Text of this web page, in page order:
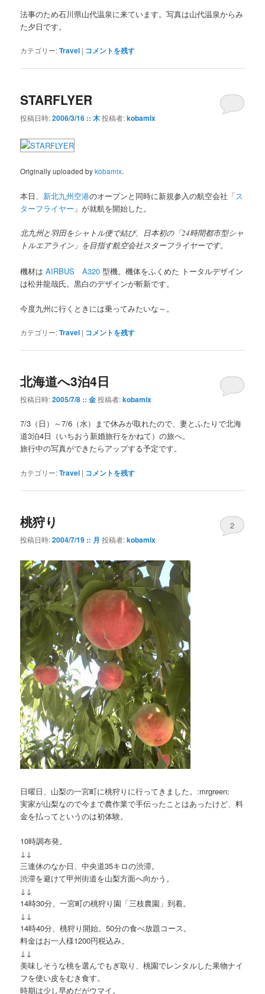
法事のため石川県山代温泉に来ています。写真は山代温泉からみ
た夕日です。
カテゴリー:Travel | コメントを残す
STARFLYER
投稿日時:2006/3/16 :: 木投稿者:kobamix
Originally uploaded bykobamix.
本日、 新北九州空港のオープンと同時に新規参入の航空会社「ス
ターフライヤー 」が就航を開始した。
北九州と羽田をシャトル便で結び、日本初の「24時間都市型シャ
トルエアライン」を目指す航空会社スターフライヤーです。
機材はAIRBUS A320 型機。機体をふくめた トータルデザイン
は松井龍哉氏。黒白のデザインが斬新です。
今度九州に行くときには乗ってみたいな～。
カテゴリー:Travel | コメントを残す
北海道へ3泊4日
投稿日時:2005/7/8 :: 金投稿者:kobamix
7/3（日）～7/6（水）まで休みが取れたので、妻とふたりで北海
道3泊4日（いちおう新婚旅行をかねて）の旅へ。
旅行中の写真ができたらアップする予定です。
カテゴリー:Travel | コメントを残す
桃狩り
投稿日時:2004/7/19 :: 月 投稿者:kobamix
2
日曜日、山梨の一宮町に桃狩りに行ってきました。:mrgreen:
実家が山梨なので今まで農作業で手伝ったことはあったけど、料
金を払ってというのは初体験。
10時調布発。
↓↓
三連休のなか日、中央道35キロの渋滞。
渋滞を避けて甲州街道を山梨方面へ向かう。
↓↓
14時30分、一宮町の桃狩り園「三枝農園」到着。
↓↓
14時40分、桃狩り開始。50分の食べ放題コース。
料金はお一人様1200円税込み。
↓↓
美味しそうな桃を選んでもぎ取り、桃園でレンタルした果物ナイ
フを使い皮をむき食す。
時期は少し早めだがウマイ。